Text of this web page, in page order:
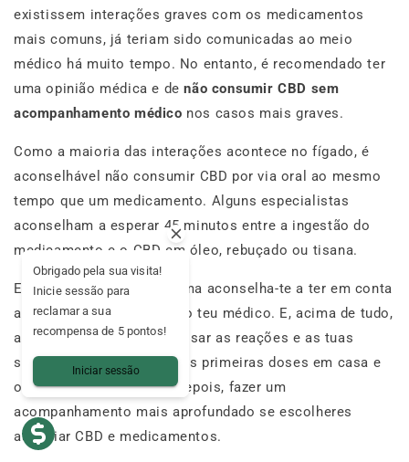
existissem interações graves com os medicamentos
mais comuns, já teriam sido comunicadas ao meio
médico há muito tempo. No entanto, é recomendado ter
uma opinião médica e de não consumir CBD sem
acompanhamento médico nos casos mais graves.
Como a maioria das interações acontece no fígado, é
aconselhável não consumir CBD por via oral ao mesmo
tempo que um medicamento. Alguns especialistas
aconselham a esperar 45 minutos entre a ingestão do
medicamento e o CBD em óleo, rebuçado ou tisana.
Em todos os casos, a Mama aconselha-te a ter em conta
a opinião e a aprovação do teu médico. E, acima de tudo,
a ouvir o teu corpo, a analisar as reações e as tuas
sensações. Podes testar as primeiras doses em casa e
observar as sensações. Depois, fazer um
acompanhamento mais aprofundado se escolheres
associar CBD e medicamentos.
Obrigado pela sua visita!
Inicie sessão para
reclamar a sua
recompensa de 5 pontos!
Iniciar sessão